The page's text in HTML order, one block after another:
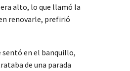
era alto, lo que llamó la
renovarle, prefirió
en el banquillo,
de una parada